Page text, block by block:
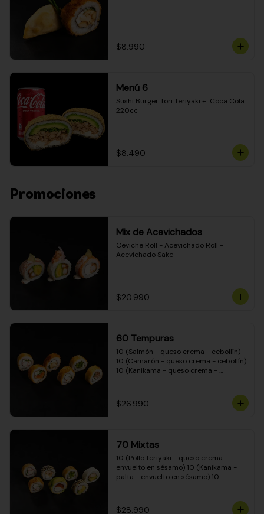
$8.990
Menú 6
Sushi Burger Tori Teriyaki +  Coca Cola
220cc
$8.490
Promociones
Mix de Acevichados
Ceviche Roll - Acevichado Roll -
Acevichado Sake
$20.990
60 Tempuras
10 (Salmón - queso crema - cebollín)
10 (Camarón - queso crema - cebollín)
10 (Kanikama - queso crema -
crema - cebollín) 10 (Carne - queso
crema - cebollín)
$26.990
70 Mixtas
10 (Pollo teriyaki - queso crema -
envuelto en sésamo) 10 (Kanikama -
palta - envuelto en sésamo) 10
- envuelto en queso crema) 10
$28.990